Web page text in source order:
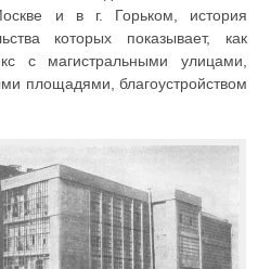
и в г. Горьком, история
которых показывает, как
с магистральными улицами,
площадями, благоустройством